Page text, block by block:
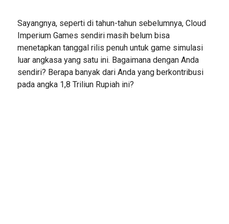
Sayangnya, seperti di tahun-tahun sebelumnya, Cloud
Imperium Games sendiri masih belum bisa
menetapkan tanggal rilis penuh untuk game simulasi
luar angkasa yang satu ini. Bagaimana dengan Anda
sendiri? Berapa banyak dari Anda yang berkontribusi
pada angka 1,8 Triliun Rupiah ini?